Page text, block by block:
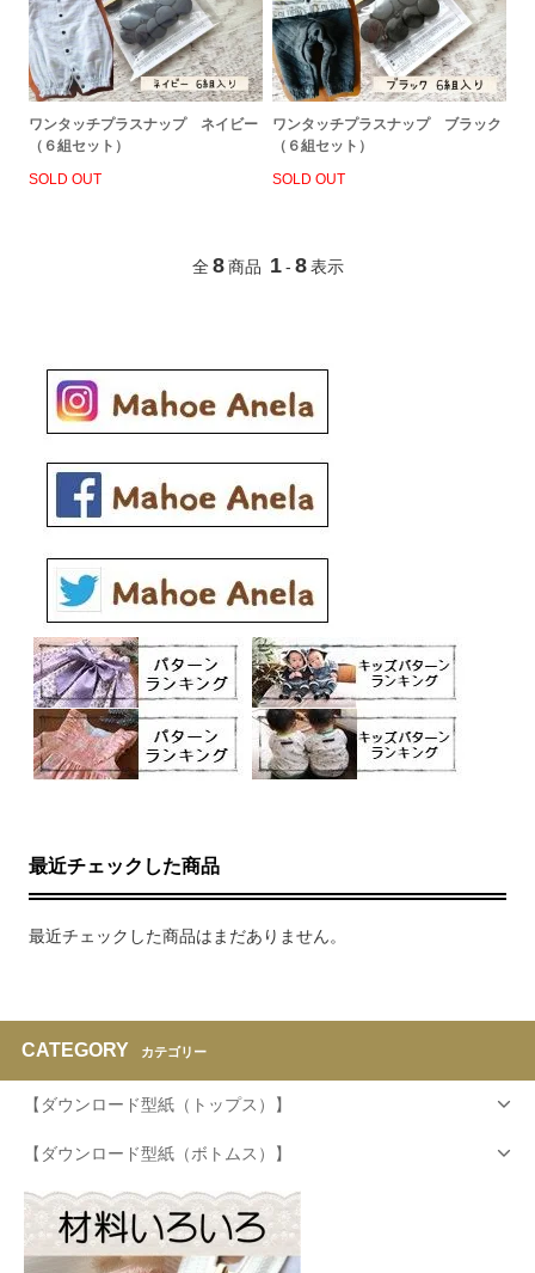
ワンタッチプラスナップ ネイビー
（６組セット）
SOLD OUT
ワンタッチプラスナップ ブラック
（６組セット）
SOLD OUT
全 8 商品 1 - 8 表示
最近チェックした商品
最近チェックした商品はまだありません。
CATEGORY カテゴリー
【ダウンロード型紙（トップス）】
【ダウンロード型紙（ボトムス）】